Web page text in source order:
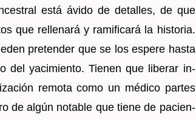
está ávido de de­ta­lles, de que
que re­lle­na­rá y ra­mi­fi­ca­rá la his­to­ria.
pre­ten­der que se los es­pe­re hasta
del ya­ci­mien­to. Tie­nen que li­be­rar in­
re­mo­ta como un mé­di­co par­tes
de algún no­ta­ble que tiene de pa­cien­